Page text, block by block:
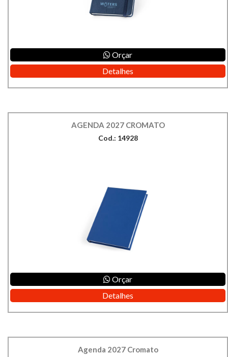
Orçar
Detalhes
AGENDA 2027 CROMATO
Cod.: 14928
Orçar
Detalhes
Agenda 2027 Cromato